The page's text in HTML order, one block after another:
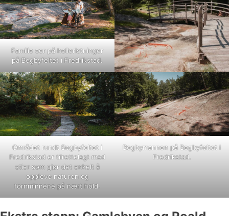
Familie ser på helleristninger
på Begbyfeltet i Fredrikstad.
Området rundt Begbyfeltet i
Fredrikstad er tilrettelagt med
stier som gjør det enkelt å
oppleve naturen og
fornminnene på nært hold.
Begbymannen på Begbyfeltet i
Fredrikstad.